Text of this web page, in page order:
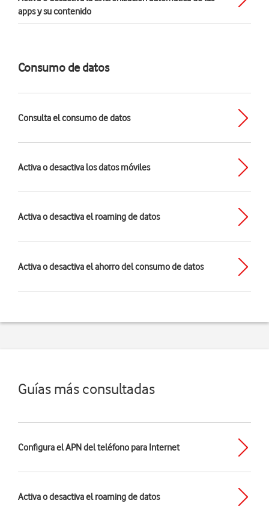
apps y su contenido
Consumo de datos
Consulta el consumo de datos
Activa o desactiva los datos móviles
Activa o desactiva el roaming de datos
Activa o desactiva el ahorro del consumo de datos
Guías más consultadas
Configura el APN del teléfono para Internet
Activa o desactiva el roaming de datos